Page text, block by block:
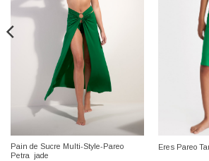
Pain de Sucre Multi-Style-Pareo
Petra jade
Eres Pareo